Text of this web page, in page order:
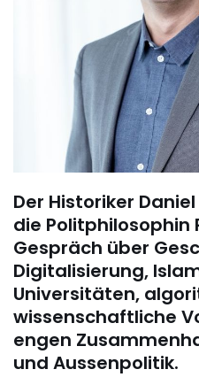
Der Historiker
die Politphilosophin
Gespräch über
Digitalisierung,
Universitäten,
wissenschaftliche
engen
und Aussenpolitik.